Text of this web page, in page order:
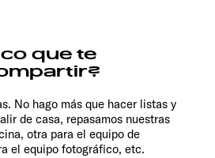
que te
No hago más que hacer listas y
de casa, repasamos nuestras
otra para el equipo de
el equipo fotográfico, etc.